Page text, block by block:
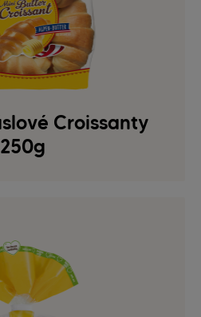
Croissanty
250g